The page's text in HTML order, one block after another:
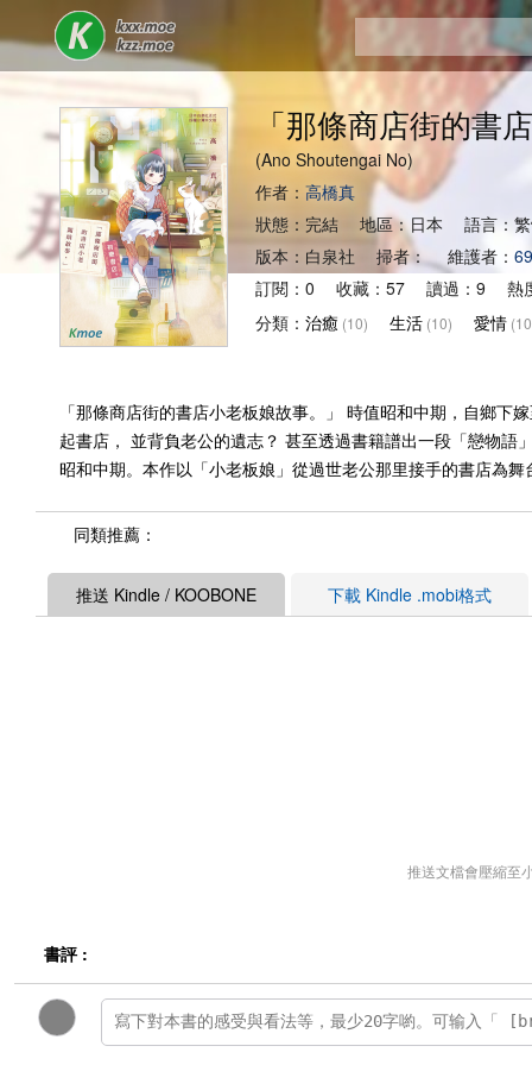
「那條商店街的書
(Ano Shoutengai No)
作者： 高橋真
狀態：完結 地區：日本 語言：
版本：白泉社 掃者： 維護者：
訂閱：0 收藏：57 讀過：9 熱
分類： 治癒 (10) 生活 (10) 愛情
「那條商店街的書店小老板娘故事。」 時值昭和中期，自鄉
起書店， 並背負老公的遺志？ 甚至透過書籍譜出一段「戀物
昭和中期。本作以「小老板娘」從過世老公那里接手的書店為
同類推薦：
推送 Kindle / KOOBONE 下載 Kindle .mobi格式
推送文檔會壓縮至
書評 :